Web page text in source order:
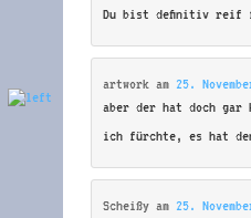
Du bist definitiv reif
artwork am 25.
aber der hat doch gar
ich fürchte, es hat
Scheißy am 25.